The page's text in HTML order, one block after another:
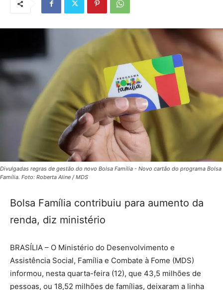
Divulgadas regras de gestão do novo Bolsa Família - Novo cartão do programa Bolsa
Família. Foto: Roberta Aline / MDS
Bolsa Família contribuiu para aumento da
renda, diz ministério
BRASÍLIA – O Ministério do Desenvolvimento e
Assistência Social, Família e Combate à Fome (MDS)
informou, nesta quarta-feira (12), que 43,5 milhões de
pessoas, ou 18,52 milhões de famílias, deixaram a linha